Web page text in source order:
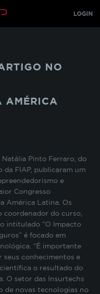
LOGIN
NO
AMÉRICA
Natália Pinto Ferraro, do
da FIAP, publicaram um
e
Congresso
América Latina. Os
coordenador do curso,
intitulado “O Impacto
é focado em
“É importante
seus conhecimentos e
o resultado do
O setor das Insurtechs
de novas tecnologias no
de
Os cookies
algumas
com as
desativados pois
funcione
o desempenho
estão relacionados
Portal do Aluno, o
contagem de
de
sem a
pessoal. Ao
bloquear esses
podem não